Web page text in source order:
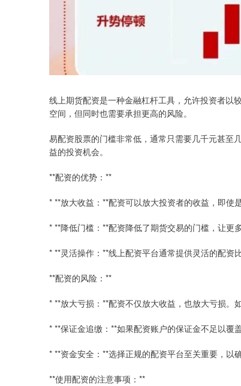
线上期货配资是一种金融杠杆工具，允许投资者以
空间，但同时也需要承担更高的风险。
易配资股票的门槛非常低，通常只需要几千元甚至
益的投资机会。
**配资的优势：**
* **放大收益：**配资可以放大投资者的收益，即使
* **降低门槛：**配资降低了期货交易的门槛，让更
* **灵活操作：**线上配资平台通常提供灵活的配资
**配资的风险：**
* **放大亏损：**配资不仅放大收益，也放大亏损。
* **保证金追缴：**如果配资账户的保证金不足以覆
* **资金安全：**选择正规的配资平台至关重要，以
**使用配资的注意事项：**